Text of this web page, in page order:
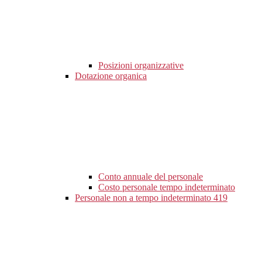
Posizioni organizzative
Dotazione organica
Conto annuale del personale
Costo personale tempo indeterminato
Personale non a tempo indeterminato 419